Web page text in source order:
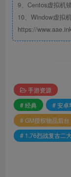
9、Centos虚拟机
10、Window虚拟
https://
手游资源
# 经典
# 安卓
# GM授权物品后台
# 1.76烈战复古二